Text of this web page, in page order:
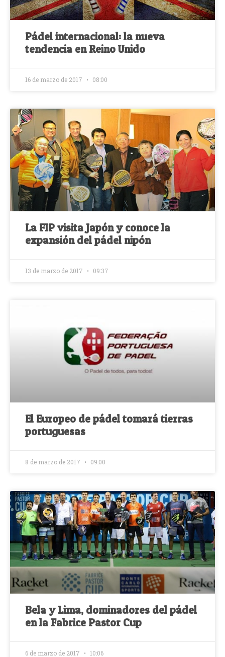
Pádel internacional: la nueva
tendencia en Reino Unido
16 de marzo de 2017 08:00
La FIP visita Japón y conoce la
expansión del pádel nipón
13 de marzo de 2017 09:37
El Europeo de pádel tomará tierras
portuguesas
8 de marzo de 2017 09:00
Bela y Lima, dominadores del pádel
en la Fabrice Pastor Cup
6 de marzo de 2017 10:06